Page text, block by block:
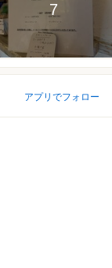
7
アプリでフォロー